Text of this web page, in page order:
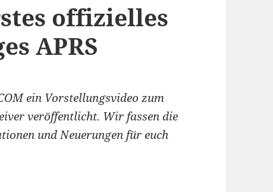
offizielles
APRS
ein Vorstellungsvideo zum
veröffentlicht. Wir fassen die
und Neuerungen für euch